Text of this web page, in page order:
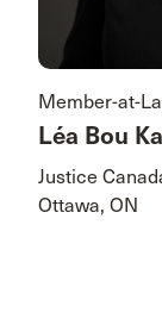
Member-at-
Léa Bou
Justice
Ottawa, ON